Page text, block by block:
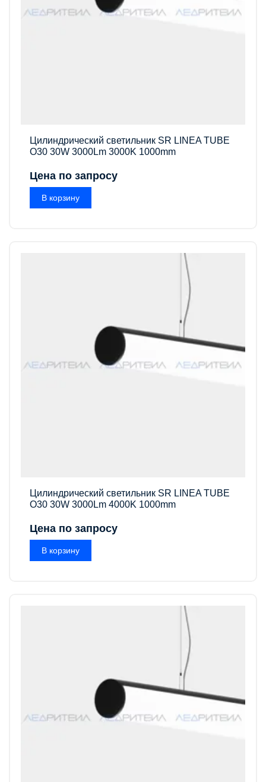
Цилиндрический светильник SR LINEA TUBE
O30 30W 3000Lm 3000K 1000mm
Цена по запросу
В корзину
Цилиндрический светильник SR LINEA TUBE
O30 30W 3000Lm 4000K 1000mm
Цена по запросу
В корзину